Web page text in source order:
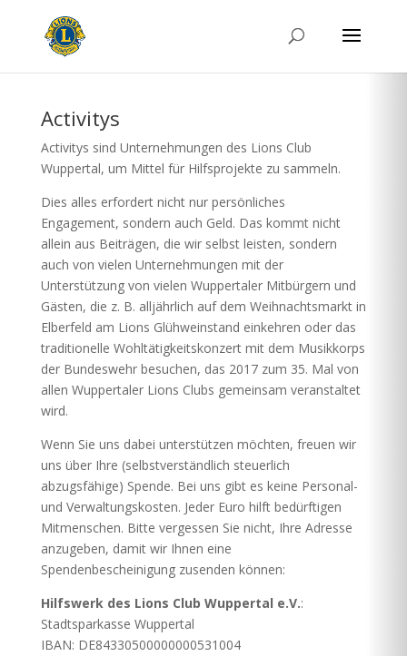
Activitys
Activitys sind Unternehmungen des Lions Club
Wuppertal, um Mittel für Hilfsprojekte zu sammeln.
Dies alles erfordert nicht nur persönliches
Engagement, sondern auch Geld. Das kommt nicht
allein aus Beiträgen, die wir selbst leisten, sondern
auch von vielen Unternehmungen mit der
Unterstützung von vielen Wuppertaler Mitbürgern und
Gästen, die z. B. alljährlich auf dem Weihnachtsmarkt in
Elberfeld am Lions Glühweinstand einkehren oder das
traditionelle Wohltätigkeitskonzert mit dem Musikkorps
der Bundeswehr besuchen, das 2017 zum 35. Mal von
allen Wuppertaler Lions Clubs gemeinsam veranstaltet
wird.
Wenn Sie uns dabei unterstützen möchten, freuen wir
uns über Ihre (selbstverständlich steuerlich
abzugsfähige) Spende. Bei uns gibt es keine Personal-
und Verwaltungskosten. Jeder Euro hilft bedürftigen
Mitmenschen. Bitte vergessen Sie nicht, Ihre Adresse
anzugeben, damit wir Ihnen eine
Spendenbescheinigung zusenden können:
Hilfswerk des Lions Club Wuppertal e.V.:
Stadtsparkasse Wuppertal
IBAN: DE84330500000000531004